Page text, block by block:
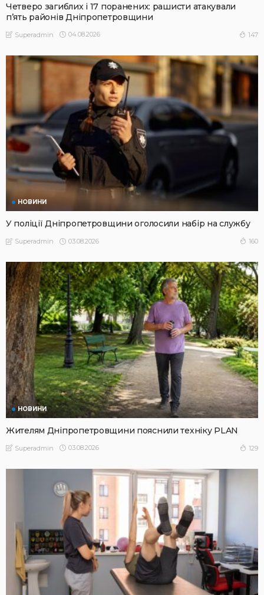
Четверо загиблих і 17 поранених: рашисти атакували
п’ять районів Дніпропетровщини
Superadmin 04.08.2026 147
НОВИНИ
У поліції Дніпропетровщини оголосили набір на службу
Superadmin 03.08.2026 160
НОВИНИ
Жителям Дніпропетровщини пояснили техніку PLAN
Superadmin 03.08.2026 129